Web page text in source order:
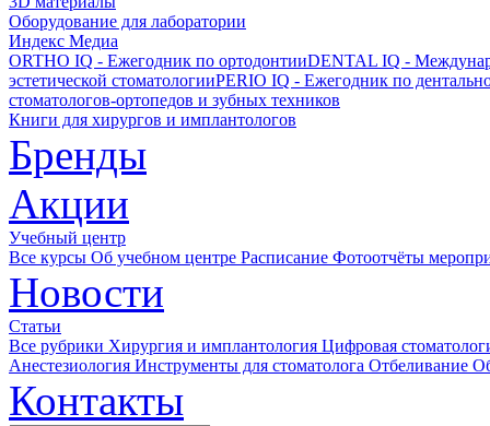
Оборудование для лаборатории
Индекс Медиа
ORTHO IQ - Ежегодник по ортодонтииDENTAL IQ -
эстетической стоматологииPERIO IQ - Ежегодник по
стоматологов-ортопедов и зубных техников
Книги для хирургов и имплантологов
Бренды
Акции
Учебный центр
Все курсы Об учебном центре Расписание Фотоотчёты
Новости
Статьи
Все рубрики Хирургия и имплантология Цифровая
Анестезиология Инструменты для стоматолога Отбеливание
Контакты